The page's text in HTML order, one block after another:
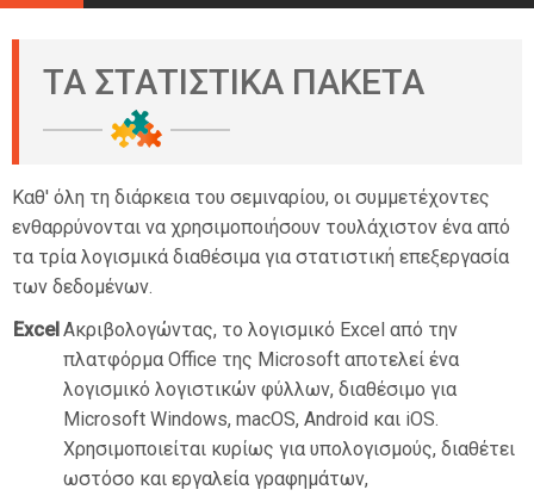
Επιχειρησιακά
Νέα
Επικοινωνία
Αναζήτηση
μαθημάτων
ΤΑ ΣΤΑΤΙΣΤΙΚΑ ΠΑΚΕΤΑ
Καθ' όλη τη διάρκεια του σεμιναρίου, οι συμμετέχοντες
ενθαρρύνονται να χρησιμοποιήσουν τουλάχιστον ένα από
τα τρία λογισμικά διαθέσιμα για στατιστική επεξεργασία
των δεδομένων.
ExcelΑκριβολογώντας, το λογισμικό Excel από την
πλατφόρμα Office της Microsoft αποτελεί ένα
λογισμικό λογιστικών φύλλων, διαθέσιμο για
Microsoft Windows, macOS, Android και iOS.
Χρησιμοποιείται κυρίως για υπολογισμούς, διαθέτει
ωστόσο και εργαλεία γραφημάτων,